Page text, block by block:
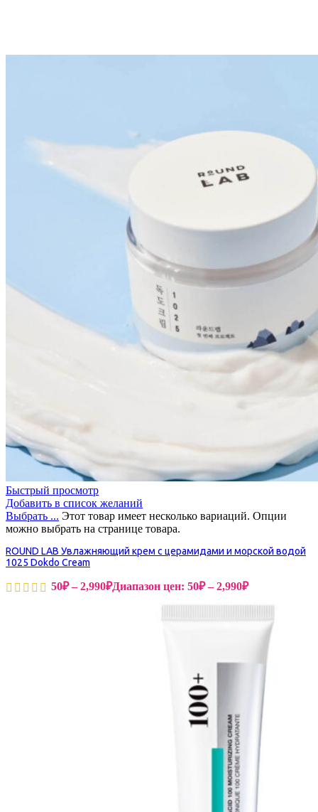
Быстрый просмотр
Добавить в список желаний
Выбрать ... Этот товар имеет несколько вариаций. Опции
можно выбрать на странице товара.
ROUND LAB Увлажняющий крем с церамидами и морской водой
1025 Dokdo Cream
50₽ – 2,990₽Диапазон цен: 50₽ – 2,990₽